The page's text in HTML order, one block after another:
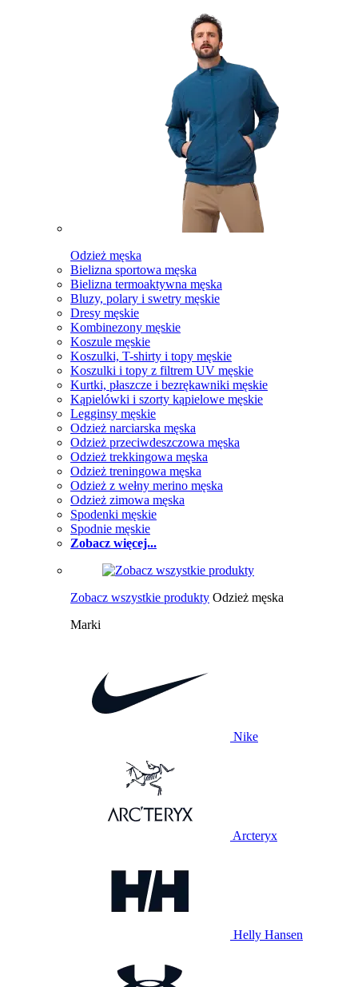
Odzież męska
Bielizna sportowa męska
Bielizna termoaktywna męska
Bluzy, polary i swetry męskie
Dresy męskie
Kombinezony męskie
Koszule męskie
Koszulki, T-shirty i topy męskie
Koszulki i topy z filtrem UV męskie
Kurtki, płaszcze i bezrękawniki męskie
Kąpielówki i szorty kąpielowe męskie
Legginsy męskie
Odzież narciarska męska
Odzież przeciwdeszczowa męska
Odzież trekkingowa męska
Odzież treningowa męska
Odzież z wełny merino męska
Odzież zimowa męska
Spodenki męskie
Spodnie męskie
Zobacz więcej...
Zobacz wszystkie produkty Odzież męska
Marki
Nike
Arcteryx
Helly Hansen